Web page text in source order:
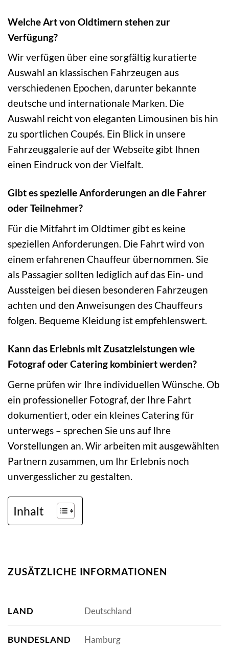
Welche Art von Oldtimern stehen zur
Verfügung?
Wir verfügen über eine sorgfältig kuratierte
Auswahl an klassischen Fahrzeugen aus
verschiedenen Epochen, darunter bekannte
deutsche und internationale Marken. Die
Auswahl reicht von eleganten Limousinen bis hin
zu sportlichen Coupés. Ein Blick in unsere
Fahrzeuggalerie auf der Webseite gibt Ihnen
einen Eindruck von der Vielfalt.
Gibt es spezielle Anforderungen an die Fahrer
oder Teilnehmer?
Für die Mitfahrt im Oldtimer gibt es keine
speziellen Anforderungen. Die Fahrt wird von
einem erfahrenen Chauffeur übernommen. Sie
als Passagier sollten lediglich auf das Ein- und
Aussteigen bei diesen besonderen Fahrzeugen
achten und den Anweisungen des Chauffeurs
folgen. Bequeme Kleidung ist empfehlenswert.
Kann das Erlebnis mit Zusatzleistungen wie
Fotograf oder Catering kombiniert werden?
Gerne prüfen wir Ihre individuellen Wünsche. Ob
ein professioneller Fotograf, der Ihre Fahrt
dokumentiert, oder ein kleines Catering für
unterwegs – sprechen Sie uns auf Ihre
Vorstellungen an. Wir arbeiten mit ausgewählten
Partnern zusammen, um Ihr Erlebnis noch
unvergesslicher zu gestalten.
Inhalt
ZUSÄTZLICHE INFORMATIONEN
LAND Deutschland
BUNDESLAND Hamburg